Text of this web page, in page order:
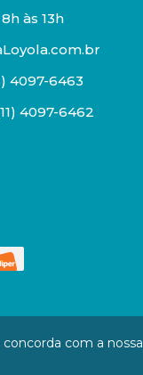
às 13h
4097-6463
4097-6462
01006-000
com a nossa